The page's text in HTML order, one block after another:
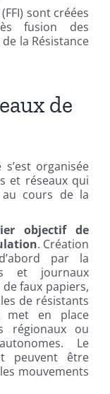
sont créées
fusion des
la Résistance
de
organisée
et réseaux qui
cours de la
objectif de
. Création
par la
et journaux
faux papiers,
de résistants
met en place
régionaux ou
Le
peuvent être
mouvements